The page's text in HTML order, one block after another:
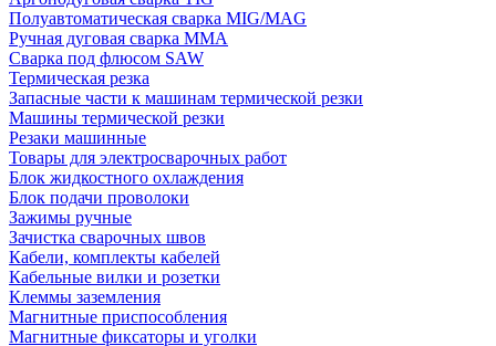
Полуавтоматическая сварка MIG/MAG
Ручная дуговая сварка MMA
Сварка под флюсом SAW
Термическая резка
Запасные части к машинам термической резки
Машины термической резки
Резаки машинные
Товары для электросварочных работ
Блок жидкостного охлаждения
Блок подачи проволоки
Зажимы ручные
Зачистка сварочных швов
Кабели, комплекты кабелей
Кабельные вилки и розетки
Клеммы заземления
Магнитные приспособления
Магнитные фиксаторы и уголки